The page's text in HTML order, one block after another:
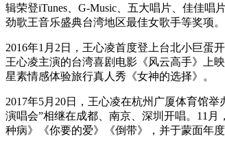
辑荣登iTunes、G-Music、五大唱片、佳佳唱
劲歌王音乐盛典台湾地区最佳女歌手等奖项。
2016年1月2日，王心凌首度登上台北小巨蛋
王心凌主演的台湾喜剧电影《风云高手》上
星素情感体验旅行真人秀《女神的选择》。
2017年5月20日，王心凌在杭州广厦体育馆
演唱会”相继在成都、南京、深圳开唱。11
种病》《你要的爱》《倒带》，并于蒙面年度